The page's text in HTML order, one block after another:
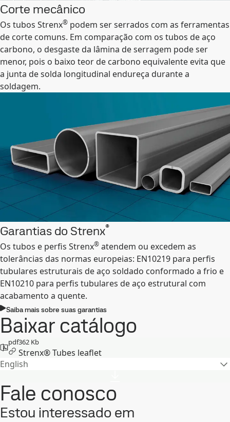
Corte mecânico
Os tubos Strenx® podem ser serrados com as ferramentas
de corte comuns. Em comparação com os tubos de aço
carbono, o desgaste da lâmina de serragem pode ser
menor, pois o baixo teor de carbono equivalente evita que
a junta de solda longitudinal endureça durante a
soldagem.
Garantias do Strenx®
Os tubos e perfis Strenx® atendem ou excedem as
tolerâncias das normas europeias: EN10219 para perfis
tubulares estruturais de aço soldado conformado a frio e
EN10210 para perfis tubulares de aço estrutural com
acabamento a quente.
Saiba mais sobre suas garantias
Baixar catálogo
pdf362 Kb
Strenx® Tubes leaflet
English
Fale conosco
Estou interessado em